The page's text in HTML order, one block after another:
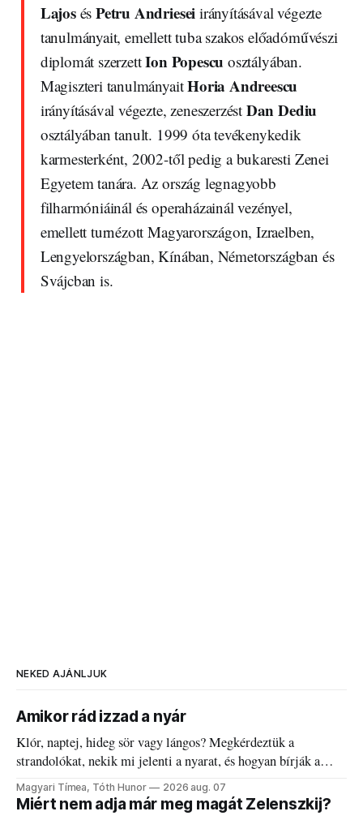
LajosésPetru Andriesei irányításával végezte
tanulmányait, emellett tuba szakos előadóművészi
diplomát szerzettIon Popescu osztályában.
Magiszteri tanulmányaitHoria Andreescu
irányításával végezte, zeneszerzést Dan Dediu
osztályában tanult. 1999 óta tevékenykedik
karmesterként, 2002-től pedig a bukaresti Zenei
Egyetem tanára. Az ország legnagyobb
filharmóniáinál és operaházainál vezényel,
emellett turnézott Magyarországon, Izraelben,
Lengyelországban, Kínában, Németországban és
Svájcban is.
NEKED AJÁNLJUK
Amikor rád izzad a nyár
Klór, naptej, hideg sör vagy lángos? Megkérdeztük a
strandolókat, nekik mi jelenti a nyarat, és hogyan bírják a
kánikulát.
Magyari Tímea, Tóth Hunor 2026 aug. 07
Miért nem adja már meg magát Zelenszkij?